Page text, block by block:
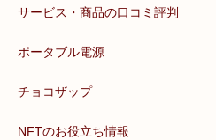
サービス・商品の口コミ評判
ポータブル電源
チョコザップ
NFTのお役立ち情報